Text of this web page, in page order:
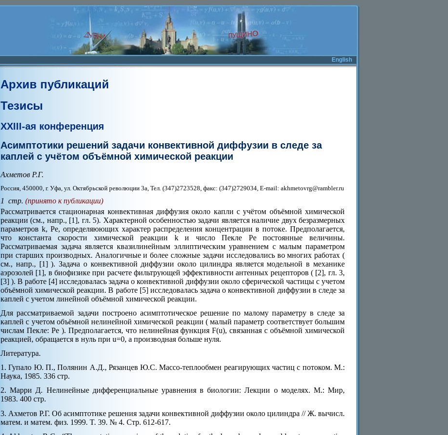
English
Архив публикаций
Тезисы
XXIII-ая конференция
Асимптотики решений задачи конвективной диффузии в следе за
каплей с учётом объёмной химической реакции
Ахметов Р.Г.
Россия, 450000, г. Уфа, ул. Октябрьской революции 3а, Тел. (347)2723528, факс: (347)2729034, E-mail: akhmetovrg@rambler.ru
1 стр. (принято к публикации)
Рассматривается стационарная конвективная диффузия около капли с учётом объёмной химической
реакции (см., напр., [1], гл. 5). Характерной особенностью задачи является наличие двух безразмерных
параметров k, Pe, определяюющих характер распределения концентрации в потоке. Предполагается,
что константа скорости химической реакции k и число Пекле Pe постоянные величины.
Рассматриваемая задача является квазилинейным эллиптическим уравнением с малым параметром
при старших производных. Аналогичные и более сложные задачи исследовались во многих работах (
см., напр., [1] ). Задача о конвективной диффузии около цилиндра является модельной в механике
аэрозолей [1], в биофизике при расчете фильтрующей эффективности антенных рецепторов ( [2], гл. 3,
[3] ). В работе [4] исследовалась задача о конвективной диффузии около сферической частицы с учетом
объёмной химической реакции. В работе [5] исследовалась задача о конвективной диффузии в следе за
каплей с учетом линейной объёмной химической реакции.
Для рассматриваемой задачи построено асимптотическое решение по малому параметру в следе за
каплей с учетом объёмной нелинейной химической реакции ( малый параметр соответствует большим
числам Пекле: Pe ). Предполагается, что нелинейная функция F(u), связанная с объёмной химической
реакцией, обращается в нуль при u=0, а производная больше нуля.
Литература.
1. Гупало Ю. П., Полянин А.Д., Рязанцев Ю.С. Массо-теплообмен реагирующих частиц с потоком. М.:
Наука, 1985. 336 стр.
2. Марри Д. Нелинейные дифференциальные уравнения в биологии: Лекции о моделях. М.: Мир,
1983. 400 стр.
3. Ахметов Р.Г. Об асимптотике решения задачи конвективной диффузии около цилиндра // Ж. вычисл.
матем. и матем. физ. 1999. T. 39. № 4. Cтр. 612-617.